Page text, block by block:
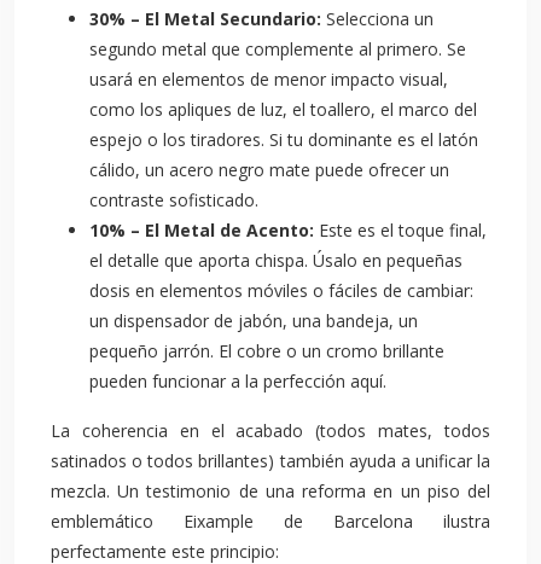
30% – El Metal Secundario: Selecciona un
segundo metal que complemente al primero. Se
usará en elementos de menor impacto visual,
como los apliques de luz, el toallero, el marco del
espejo o los tiradores. Si tu dominante es el latón
cálido, un acero negro mate puede ofrecer un
contraste sofisticado.
10% – El Metal de Acento: Este es el toque final,
el detalle que aporta chispa. Úsalo en pequeñas
dosis en elementos móviles o fáciles de cambiar:
un dispensador de jabón, una bandeja, un
pequeño jarrón. El cobre o un cromo brillante
pueden funcionar a la perfección aquí.
La coherencia en el acabado (todos mates, todos
satinados o todos brillantes) también ayuda a unificar la
mezcla. Un testimonio de una reforma en un piso del
emblemático Eixample de Barcelona ilustra
perfectamente este principio: